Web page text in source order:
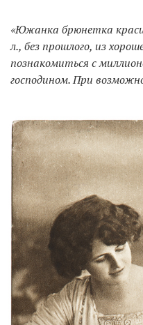
«Южанка брюнетка
л., без прошлого, из
познакомиться с
господином. При